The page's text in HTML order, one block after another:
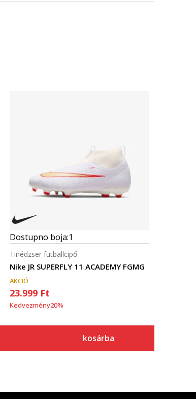
Dostupno boja:1
Nike JR SUPERFLY 11 ACADEMY FGMG
Tinédzser futballcipő
AKCIÓ
23.999 Ft
Kedvezmény20%
kosárba